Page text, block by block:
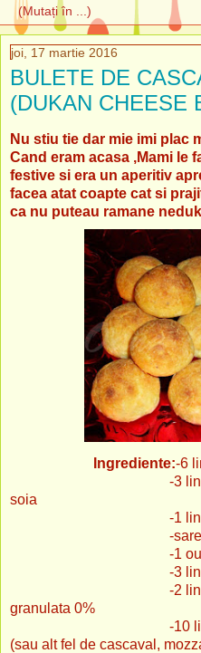
joi, 17 martie 2016
BULETE DE
(DUKAN CHEESE
Nu stiu tie dar mie imi plac
Cand eram acasa ,Mami le
festive si era un aperitiv
facea atat coapte cat si
ca nu puteau ramane
Ingrediente:-6
-3 linguri pudra
soia
-1 lingurita
-sare de
-1 ou
-3 linguri
-2 linguri
granulata 0%
-10
(sau alt fel de cascaval,